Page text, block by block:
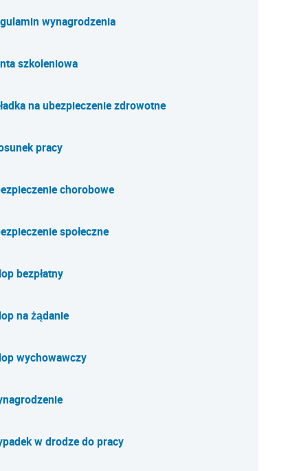
wynagrodzenia
szkoleniowa
na ubezpieczenie zdrowotne
pracy
chorobowe
społeczne
bezpłatny
na żądanie
wychowawczy
w drodze do pracy